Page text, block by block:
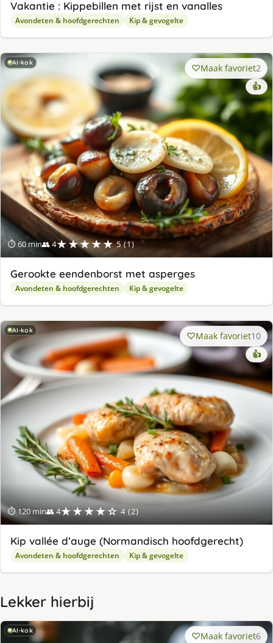
Vakantie : Kippebillen met rijst en vanalles
Avondeten & hoofdgerechten Kip & gevogelte
AI-kok
⏱ 60 min👥 4★★★★★ 5 (1)
Maak favoriet2
👍
Gerookte eendenborst met asperges
Avondeten & hoofdgerechten Kip & gevogelte
AI-kok
⏱ 120 min👥 4★★★★☆ 4 (2)
Maak favoriet10
👍
Kip vallée d’auge (Normandisch hoofdgerecht)
Avondeten & hoofdgerechten Kip & gevogelte
Lekker hierbij
AI-kok Maak favoriet6